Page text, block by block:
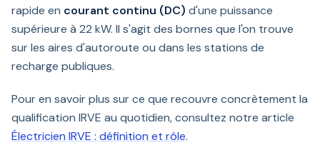
rapide en courant continu (DC) d'une puissance
supérieure à 22 kW. Il s'agit des bornes que l'on trouve
sur les aires d'autoroute ou dans les stations de
recharge publiques.
Pour en savoir plus sur ce que recouvre concrètement la
qualification IRVE au quotidien, consultez notre article
Électricien IRVE : définition et rôle.